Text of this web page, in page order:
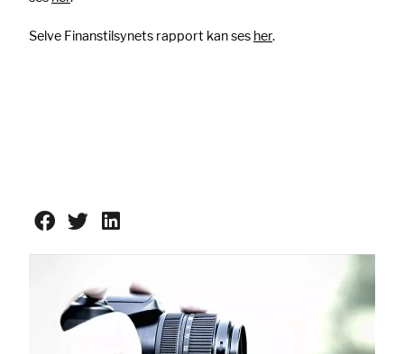
Selve Finanstilsynets rapport kan ses her.